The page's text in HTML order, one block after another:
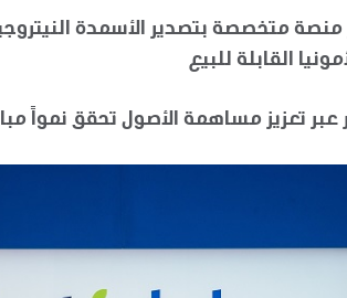
القابلة للبيع
عبر تعزيز مساهمة الأصول تحقق نمواً